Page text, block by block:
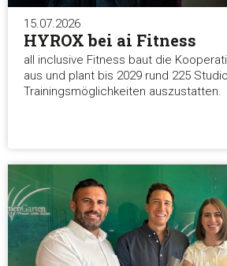
15.07.2026
HYROX bei ai Fitness
all inclusive Fitness baut die
aus und plant bis 2029 rund 225
Trainingsmöglichkeiten auszustatten.